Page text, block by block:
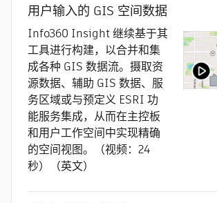
用户输入的 GIS 空间数据
Info360 Insight 继续基于其
工具进行构建，以合并和集
成各种 GIS 数据流。摄取资
源数据、辅助 GIS 数据、服
务区域或与预定义 ESRI 功
能服务集成，从而在主控板
和用户工作空间中实现精确
的空间视图。（视频：24
秒）（英文）